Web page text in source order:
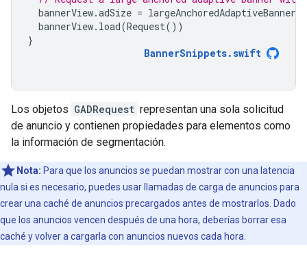
bannerView.adSize = largeAnchoredAdaptiveBanner
bannerView. load(Request())
}
BannerSnippets.swift
Los objetos GADRequest representan una sola solicitud
de anuncio y contienen propiedades para elementos como
la información de segmentación.
Nota: Para que los anuncios se puedan mostrar con una latencia
nula si es necesario, puedes usar llamadas de carga de anuncios para
crear una caché de anuncios precargados antes de mostrarlos. Dado
que los anuncios vencen después de una hora, deberías borrar esa
caché y volver a cargarla con anuncios nuevos cada hora.